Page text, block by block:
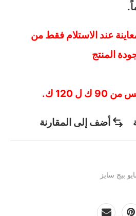
عند الاستلام فقط من
المنتج
ل 120 ك.
أضف إلى المقارنة
بيج سايز